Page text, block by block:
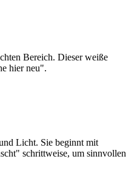
Bereich. Dieser weiße
hier neu".
Licht. Sie beginnt mit
schrittweise, um sinnvollen